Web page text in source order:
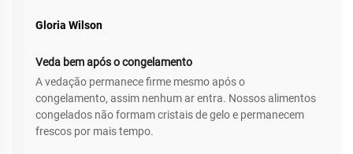
Gloria Wilson
Veda bem após o congelamento
A vedação permanece firme mesmo após o
congelamento, assim nenhum ar entra. Nossos alimentos
congelados não formam cristais de gelo e permanecem
frescos por mais tempo.